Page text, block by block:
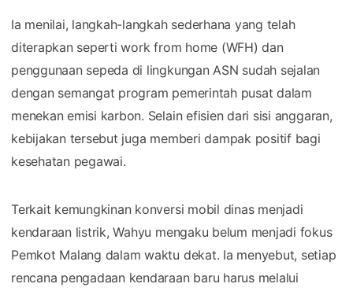
Ia menilai, langkah-langkah sederhana yang telah
diterapkan seperti work from home (WFH) dan
penggunaan sepeda di lingkungan ASN sudah sejalan
dengan semangat program pemerintah pusat dalam
menekan emisi karbon. Selain efisien dari sisi anggaran,
kebijakan tersebut juga memberi dampak positif bagi
kesehatan pegawai.
Terkait kemungkinan konversi mobil dinas menjadi
kendaraan listrik, Wahyu mengaku belum menjadi fokus
Pemkot Malang dalam waktu dekat. Ia menyebut, setiap
rencana pengadaan kendaraan baru harus melalui